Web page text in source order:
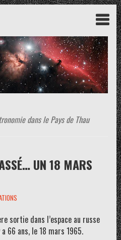
dans le Pays de Thau
UN 18 MARS
sortie dans l’espace au russe
66 ans, le 18 mars 1965.